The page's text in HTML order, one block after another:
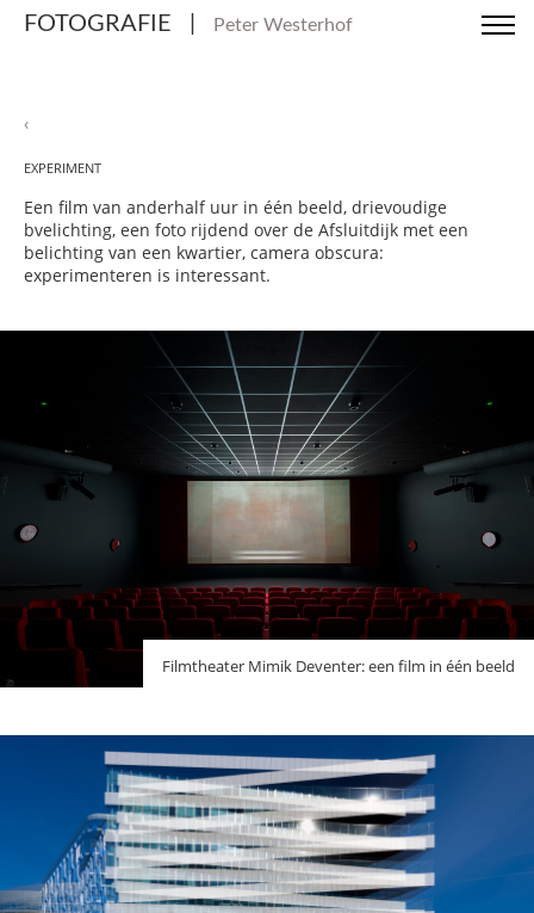
FOTOGRAFIE Peter Westerhof
‹
experiment
Een film van anderhalf uur in één beeld, drievoudige
bvelichting, een foto rijdend over de Afsluitdijk met een
belichting van een kwartier, camera obscura:
experimenteren is interessant.
Filmtheater Mimik Deventer: een film in één beeld